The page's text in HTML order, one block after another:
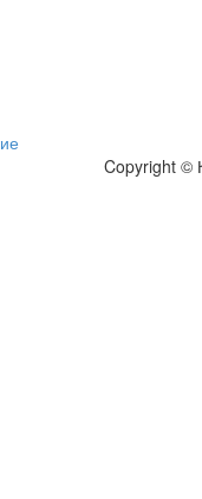
Copyright ©